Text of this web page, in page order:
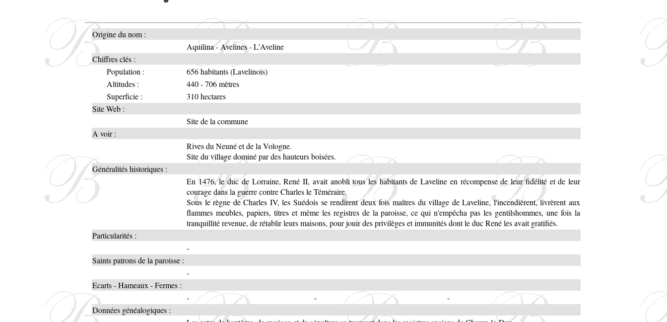
Origine du nom :
Aquilina - Avelines - L'Aveline
Chiffres clés :
Population :
656 habitants (Lavelinois)
Altitudes :
440 - 706 mètres
Superficie :
310 hectares
Site Web :
Site de la commune
A voir :
Rives du Neuné et de la Vologne.
Site du village dominé par des hauteurs boisées.
Généralités historiques :
En 1476, le duc de Lorraine, René II, avait anobli tous les habitants de Laveline en récompense de leur fidélité et de leur
courage dans la guerre contre Charles le Téméraire.
Sous le règne de Charles IV, les Suédois se rendirent deux fois maîtres du village de Laveline, l'incendièrent, livrèrent aux
flammes meubles, papiers, titres et même les registres de la paroisse, ce qui n'empêcha pas les gentilshommes, une fois la
tranquillité revenue, de rétablir leurs maisons, pour jouir des privilèges et immunités dont le duc René les avait gratifiés.
Particularités :
-
Saints patrons de la paroisse :
-
Ecarts - Hameaux - Fermes :
-
-
-
Données généalogiques :